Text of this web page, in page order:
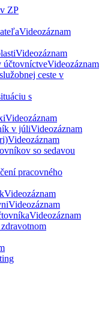
ZP
Videozáznam
Videozáznam
účtovníctveVideozáznam
ceste v
s
Videozáznam
v júliVideozáznam
Videozáznam
so sedavou
pracovného
Videozáznam
Videozáznam
Videozáznam